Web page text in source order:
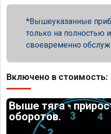
Вышеуказанные
только на полностью
своевременно
Включено в стоимость:
Выше тяга -
оборотов.